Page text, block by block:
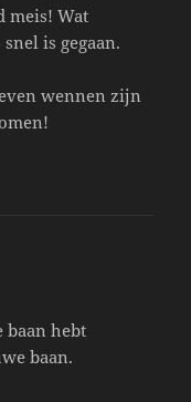
meis! Wat
is gegaan.
wennen zijn
baan hebt
baan.